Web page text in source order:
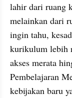
lahir dari ruang
melainkan dari
ingin tahu,
kurikulum lebih
akses merata
Pembelajaran
kebijakan baru